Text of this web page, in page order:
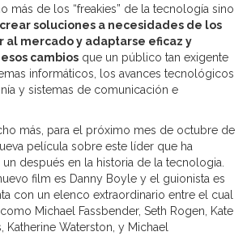
más de los “freakies” de la tecnología sino
crear soluciones a necesidades de los
al mercado y adaptarse eficaz y
cambios que un público tan exigente
informáticos, los avances tecnológicos
y sistemas de comunicación e
más, para el próximo mes de octubre de
película sobre este líder que ha
después en la historia de la tecnologia.
film es Danny Boyle y el guionista es
con un elenco extraordinario entre el cual
Michael Fassbender, Seth Rogen, Kate
Katherine Waterston, y Michael